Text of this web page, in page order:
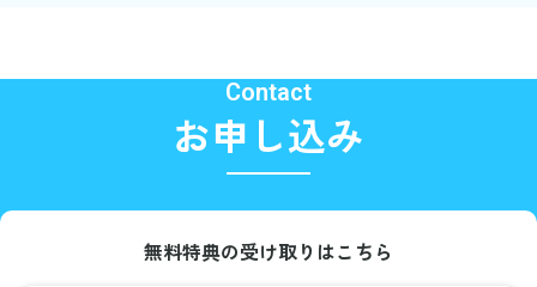
Contact
お申し込み
無料特典の受け取りはこちら